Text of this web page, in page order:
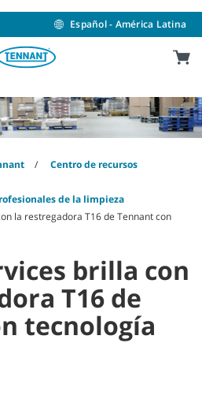
Español - América Latina
Centro de recursos
de la limpieza
la restregadora T16 de Tennant con
brilla con
T16 de
tecnología